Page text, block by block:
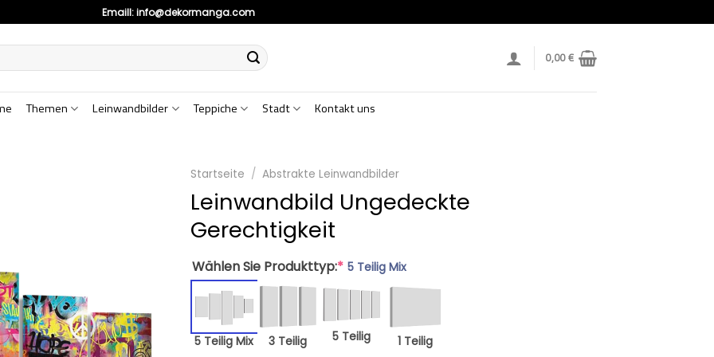
Emaill:info@dekormanga.com
0,00€
Themen Leinwandbilder Teppiche Stadt Kontakt uns
Startseite / Abstrakte Leinwandbilder
Leinwandbild Ungedeckte
Gerechtigkeit
Wählen Sie Produkttyp:* 5 Teilig Mix
5 Teilig Mix 3 Teilig 5 Teilig 1 Teilig